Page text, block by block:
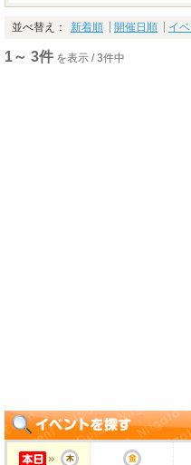
並べ替え： 新着順 開催日順 イ
1～ 3件 を表示 / 3件中